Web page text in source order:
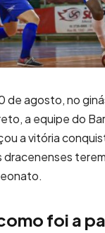
de agosto, no
a equipe do
a vitória
dracenenses
foi a